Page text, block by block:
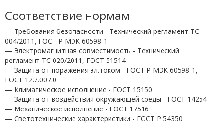
Соответствие нормам
— Требования безопасности - Технический регламент ТС
004/2011, ГОСТ Р МЭК 60598-1
— Электромагнитная совместимость - Технический
регламент ТС 020/2011, ГОСТ 51514
— Защита от поражения эл.током - ГОСТ Р МЭК 60598-1,
ГОСТ 12.2.007.0
— Климатическое исполнение - ГОСТ 15150
— Защита от воздействия окружающей среды - ГОСТ 14254
— Механическое исполнение - ГОСТ 17516
— Светотехнические характеристики - ГОСТ P 54350